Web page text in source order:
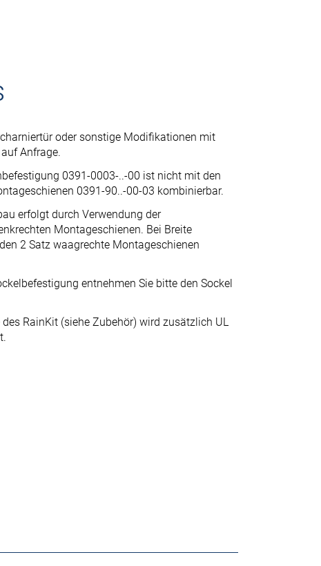
oder sonstige Modifikationen mit
Anfrage.
0391-0003-..-00 ist nicht mit den
0391-90..-00-03 kombinierbar.
erfolgt durch Verwendung der
Montageschienen. Bei Breite
2 Satz waagrechte Montageschienen
entnehmen Sie bitte den Sockel
RainKit (siehe Zubehör) wird zusätzlich UL